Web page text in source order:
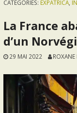
CATEGORIES: EXPATRICA
La France
d’un
29 MAI 2022 ROXANE